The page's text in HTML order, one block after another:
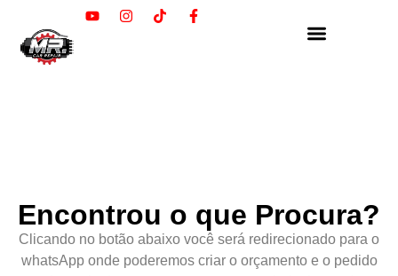
Encontrou o que Procura?
Clicando no botão abaixo você será redirecionado para o
whatsApp onde poderemos criar o orçamento e o pedido